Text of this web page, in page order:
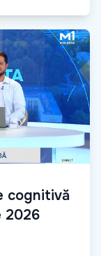
cognitivă
2026